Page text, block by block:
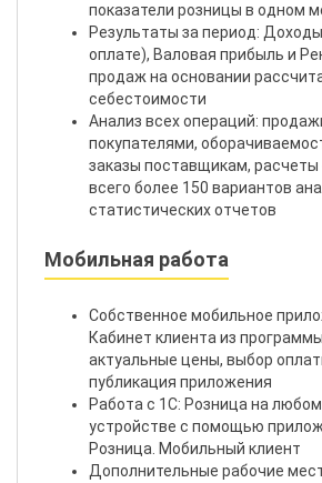
показатели розницы в одном
Результаты за период:
оплате), Валовая прибыль и
продаж на основании
себестоимости
Анализ всех операций:
покупателями,
заказы поставщикам, расчеты
всего более 150 вариантов
статистических отчетов
Мобильная работа
Собственное мобильное
Кабинет клиента из
актуальные цены, выбор
публикация приложения
Работа с 1С: Розница на
устройстве с помощью
Розница. Мобильный клиент
Дополнительные рабочие